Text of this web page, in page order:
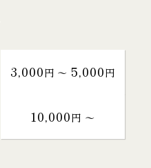
3,000円 〜 5,000円
10,000円 〜